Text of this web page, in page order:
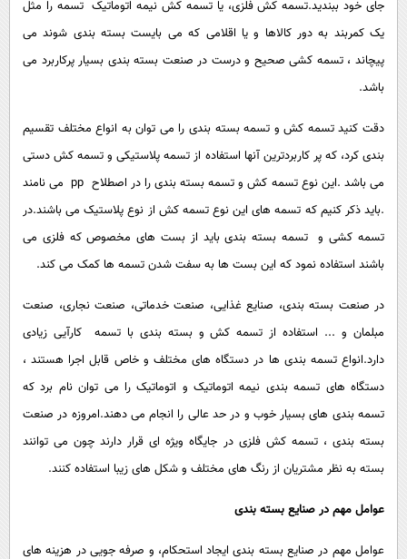
جای خود ببندید.تسمه کش فلزی، یا تسمه کش نیمه اتوماتیک تسمه را مثل
یک کمربند به دور کالاها و یا اقلامی که می بایست بسته بندی شوند می
پیچاند ، تسمه کشی صحیح و درست در صنعت بسته بندی بسیار پرکاربرد می
باشد.
دقت کنید تسمه کش و تسمه بسته بندی را می توان به انواع مختلف تقسیم
بندی کرد، که پر کاربردترین آنها استفاده از تسمه پلاستیکی و تسمه کش دستی
می باشد .این نوع تسمه کش و تسمه بسته بندی را در اصطلاح pp می نامند
.باید ذکر کنیم که تسمه های این نوع تسمه کش از نوع پلاستیک می باشند.در
تسمه کشی و تسمه بسته بندی باید از بست های مخصوص که فلزی می
باشند استفاده نمود که این بست ها به سفت شدن تسمه ها کمک می کند.
در صنعت بسته بندی، صنایع غذایی، صنعت خدماتی، صنعت نجاری، صنعت
مبلمان و ... استفاده از تسمه کش و بسته بندی با تسمه کارآیی زیادی
دارد.انواع تسمه بندی ها در دستگاه های مختلف و خاص قابل اجرا هستند ،
دستگاه های تسمه بندی نیمه اتوماتیک و اتوماتیک را می توان نام برد که
تسمه بندی های بسیار خوب و در حد عالی را انجام می دهند.امروزه در صنعت
بسته بندی ، تسمه کش فلزی در جایگاه ویژه ای قرار دارند چون می توانند
بسته به نظر مشتریان از رنگ های مختلف و شکل های زیبا استفاده کنند.
عوامل مهم در صنایع بسته بندی
عوامل مهم در صنایع بسته بندی ایجاد استحکام، و صرفه جویی در هزینه های